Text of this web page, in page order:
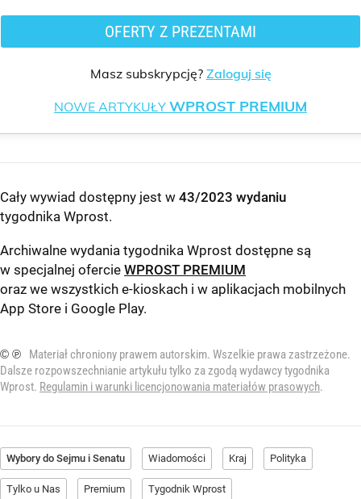
OFERTY Z PREZENTAMI
Masz subskrypcję? Zaloguj się
NOWE ARTYKUŁY WPROST PREMIUM
Cały wywiad dostępny jest w 43/2023 wydaniu
tygodnika Wprost.
Archiwalne wydania tygodnika Wprost dostępne są
w specjalnej ofercie WPROST PREMIUM
oraz we wszystkich e-kioskach i w aplikacjach mobilnych
App Store i Google Play.
© ℗
Materiał chroniony prawem autorskim. Wszelkie prawa zastrzeżone.
Dalsze rozpowszechnianie artykułu tylko za zgodą wydawcy tygodnika
Wprost. Regulamin i warunki licencjonowania materiałów prasowych.
Wybory do Sejmu i Senatu Wiadomości Kraj Polityka
Tylko u Nas Premium Tygodnik Wprost